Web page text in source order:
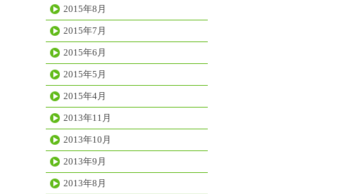
2015年8月
2015年7月
2015年6月
2015年5月
2015年4月
2013年11月
2013年10月
2013年9月
2013年8月